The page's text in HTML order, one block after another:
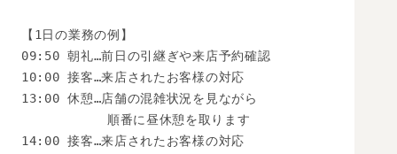
【1日の業務の例】
09:50 朝礼…前日の引継ぎや来店予約確認
10:00 接客…来店されたお客様の対応
13:00 休憩…店舗の混雑状況を見ながら
順番に昼休憩を取ります
14:00 接客…来店されたお客様の対応